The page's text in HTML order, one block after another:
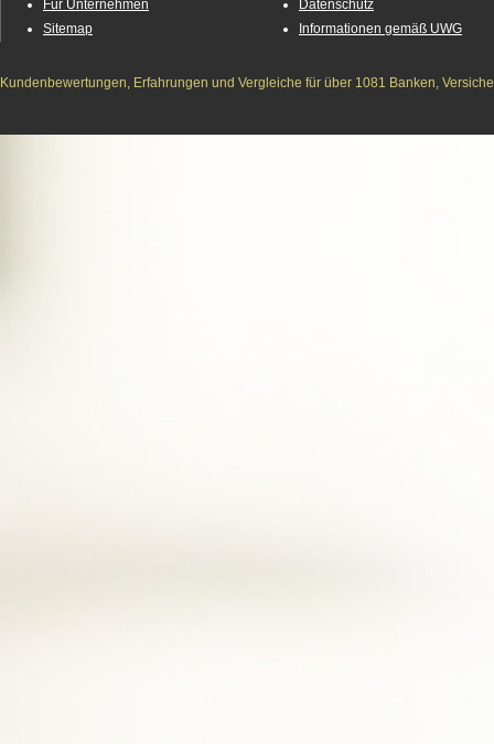
Für Unternehmen
Sitemap
Datenschutz
Informationen gemäß UWG
Kundenbewertungen, Erfahrungen und Vergleiche für über 1081 Banken,